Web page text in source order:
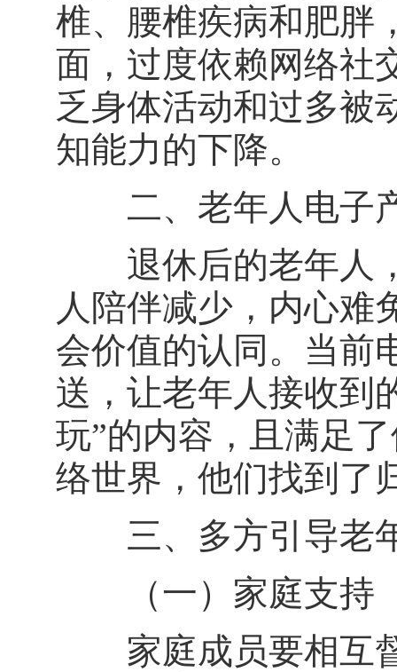
椎、腰椎疾病和肥胖
面，过度依赖网络社
乏身体活动和过多被
知能力的下降。
二、老年人电子
退休后的老年人，
人陪伴减少，内心难
会价值的认同。当前
送，让老年人接收到
玩”的内容，且满足
络世界，他们找到了
三、多方引导老
（一）家庭支持
家庭成员要相互督